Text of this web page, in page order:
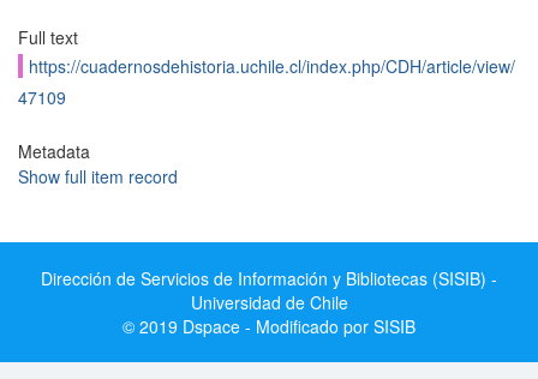
Full text
https://cuadernosdehistoria.uchile.cl/index.php/CDH/article/view/
47109
Metadata
Show full item record
Dirección de Servicios de Información y Bibliotecas (SISIB) -
Universidad de Chile
© 2019 Dspace - Modificado por SISIB